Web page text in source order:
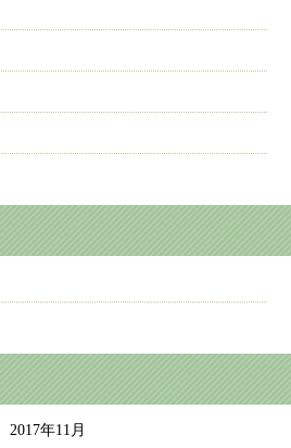
2017年11月